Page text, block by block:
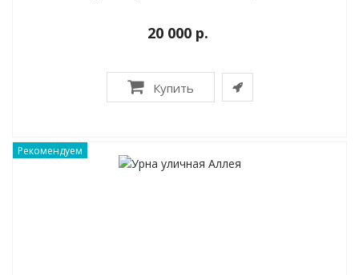
20 000 р.
Купить
Рекомендуем